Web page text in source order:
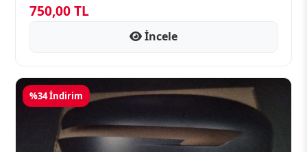
750,00 TL
İncele
%34 İndirim